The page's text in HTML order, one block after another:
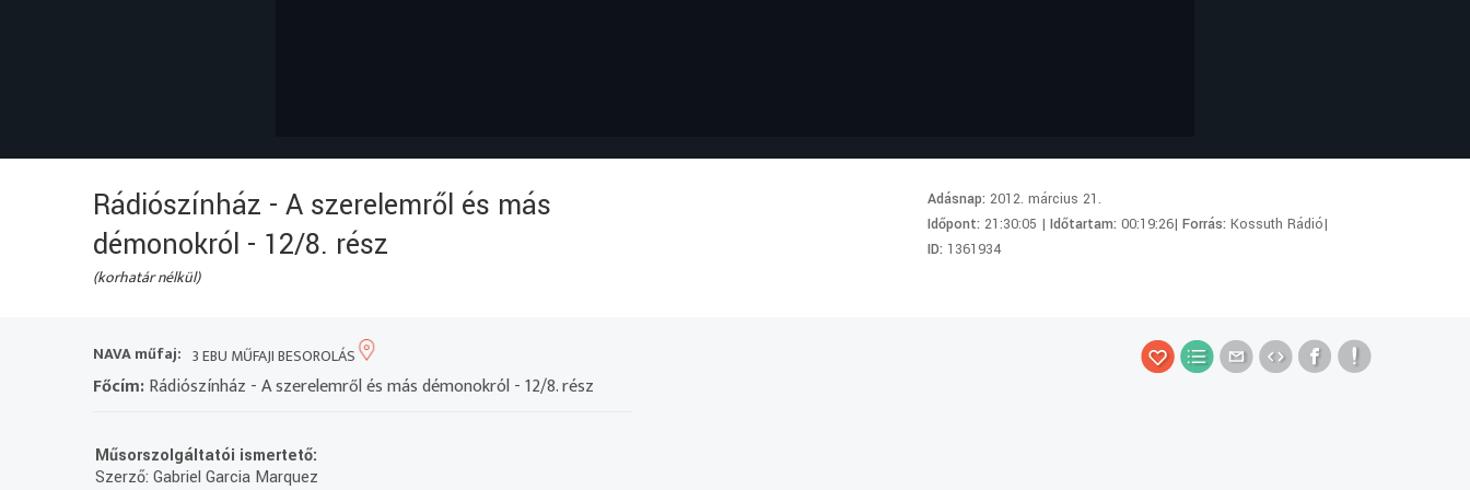
Rádiószínház - A szerelemről és más
démonokról - 12/8. rész
(korhatár nélkül)
Adásnap:2012. március 21.
Időpont:21:30:05 |Időtartam:00:19:26|Forrás:Kossuth Rádió|
ID: 1361934
NAVA műfaj: 3 EBU MŰFAJI BESOROLÁS
Főcím:Rádiószínház - A szerelemről és más démonokról - 12/8. rész
Műsorszolgáltatói ismertető:
Szerző: Gabriel Garcia Marquez